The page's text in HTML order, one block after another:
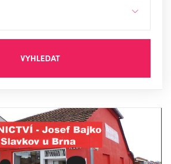
VYHLEDAT